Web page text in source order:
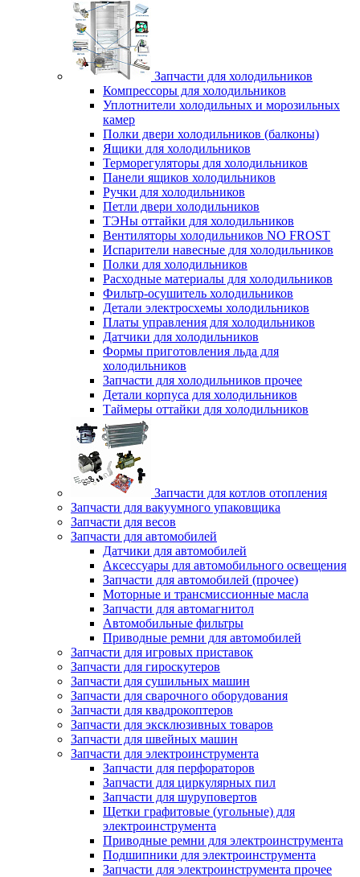
Запчасти для холодильников
Компрессоры для холодильников
Уплотнители холодильных и морозильных
камер
Полки двери холодильников (балконы)
Ящики для холодильников
Терморегуляторы для холодильников
Панели ящиков холодильников
Ручки для холодильников
Петли двери холодильников
ТЭНы оттайки для холодильников
Вентиляторы холодильников NO FROST
Испарители навесные для холодильников
Полки для холодильников
Расходные материалы для холодильников
Фильтр-осушитель холодильников
Детали электросхемы холодильников
Платы управления для холодильников
Датчики для холодильников
Формы приготовления льда для
холодильников
Запчасти для холодильников прочее
Детали корпуса для холодильников
Таймеры оттайки для холодильников
Запчасти для котлов отопления
Запчасти для вакуумного упаковщика
Запчасти для весов
Запчасти для автомобилей
Датчики для автомобилей
Аксессуары для автомобильного освещения
Запчасти для автомобилей (прочее)
Моторные и трансмиссионные масла
Запчасти для автомагнитол
Автомобильные фильтры
Приводные ремни для автомобилей
Запчасти для игровых приставок
Запчасти для гироскутеров
Запчасти для сушильных машин
Запчасти для сварочного оборудования
Запчасти для квадрокоптеров
Запчасти для эксклюзивных товаров
Запчасти для швейных машин
Запчасти для электроинструмента
Запчасти для перфораторов
Запчасти для циркулярных пил
Запчасти для шуруповертов
Щетки графитовые (угольные) для
электроинструмента
Приводные ремни для электроинструмента
Подшипники для электроинструмента
Запчасти для электроинструмента прочее